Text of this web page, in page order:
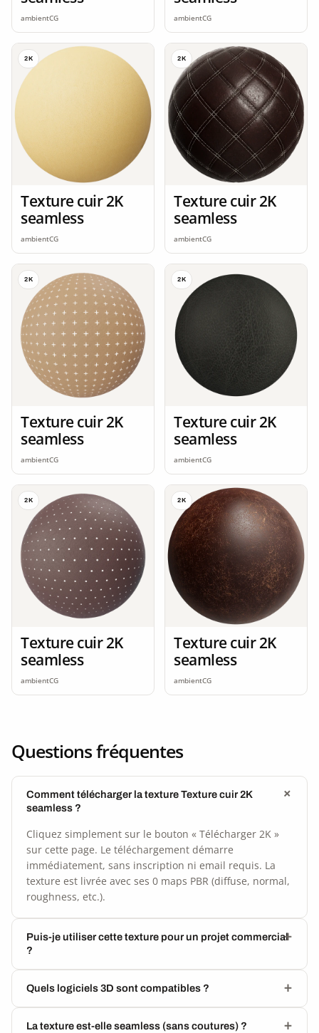
ambientCG ambientCG
2K
Texture cuir 2K
seamless
ambientCG
2K
Texture cuir 2K
seamless
ambientCG
2K
Texture cuir 2K
seamless
ambientCG
2K
Texture cuir 2K
seamless
ambientCG
2K
Texture cuir 2K
seamless
ambientCG
2K
Texture cuir 2K
seamless
ambientCG
Questions fréquentes
Comment télécharger la texture Texture cuir 2K
seamless ?
Cliquez simplement sur le bouton « Télécharger 2K »
sur cette page. Le téléchargement démarre
immédiatement, sans inscription ni email requis. La
texture est livrée avec ses 0 maps PBR (diffuse, normal,
roughness, etc.).
Puis-je utiliser cette texture pour un projet commercial
?
Quels logiciels 3D sont compatibles ?
La texture est-elle seamless (sans coutures) ?